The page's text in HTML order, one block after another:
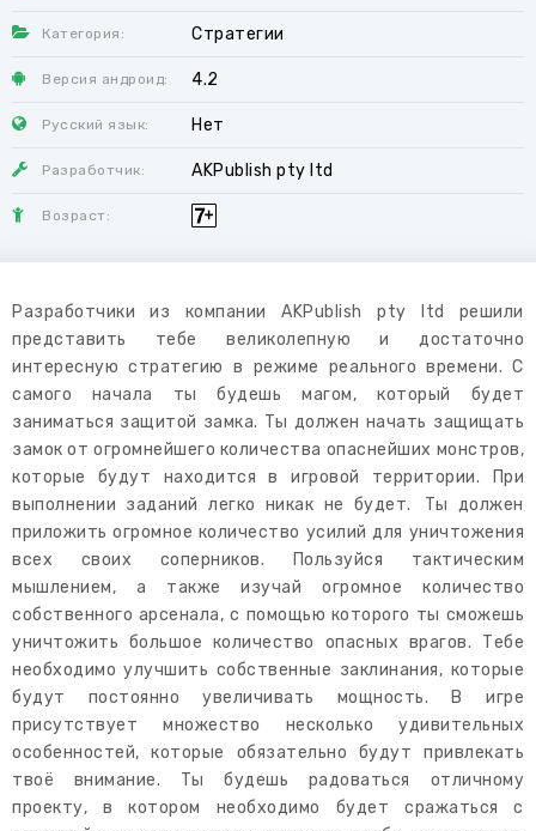
Категория: Стратегии
Версия андроид: 4.2
Русский язык: Нет
Разработчик: AKPublish pty ltd
Возраст:
Разработчики из компании AKPublish pty ltd решили
представить тебе великолепную и достаточно
интересную стратегию в режиме реального времени. С
самого начала ты будешь магом, который будет
заниматься защитой замка. Ты должен начать защищать
замок от огромнейшего количества опаснейших монстров,
которые будут находится в игровой территории. При
выполнении заданий легко никак не будет. Ты должен
приложить огромное количество усилий для уничтожения
всех своих соперников. Пользуйся тактическим
мышлением, а также изучай огромное количество
собственного арсенала, с помощью которого ты сможешь
уничтожить большое количество опасных врагов. Тебе
необходимо улучшить собственные заклинания, которые
будут постоянно увеличивать мощность. В игре
присутствует множество несколько удивительных
особенностей, которые обязательно будут привлекать
твоё внимание. Ты будешь радоваться отличному
проекту, в котором необходимо будет сражаться с